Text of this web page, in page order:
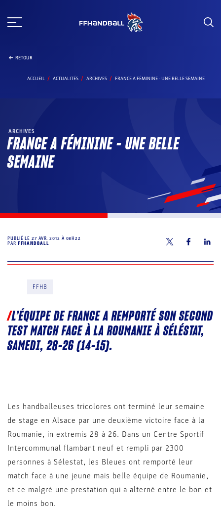
au
RETOUR
ACCUEIL ACTUALITÉS ARCHIVES FRANCE A FÉMININE - UNE BELLE SEMAINE
ARCHIVES
FRANCE A FÉMININE – UNE BELLE
SEMAINE
PUBLIÉ LE27 AVR. 2012 À 08H22
PAR FFHANDBALL
FFHB
L’ÉQUIPE DE FRANCE A REMPORTÉ SON SECOND
TEST MATCH FACE À LA ROUMANIE À SÉLÉSTAT,
SAMEDI, 28-26 (14-15).
Les handballeuses tricolores ont terminé leur semaine
de stage en Alsace par une deuxième victoire face à la
Roumanie, in extremis 28 à 26. Dans un Centre Sportif
Intercommunal flambant neuf et rempli par 2300
personnes à Sélestat, les Bleues ont remporté leur
match face à une jeune mais belle équipe de Roumanie,
et ce malgré une prestation qui a alterné entre le bon et
le moins bon.